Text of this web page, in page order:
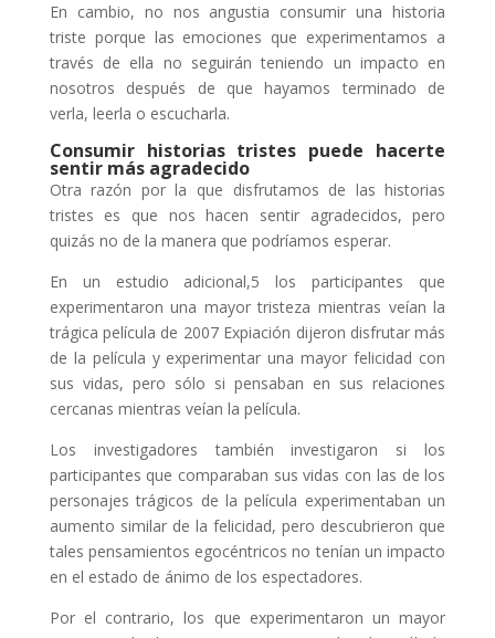
En cambio, no nos angustia consumir una historia
triste porque las emociones que experimentamos a
través de ella no seguirán teniendo un impacto en
nosotros después de que hayamos terminado de
verla, leerla o escucharla.
Consumir historias tristes puede hacerte
sentir más agradecido
Otra razón por la que disfrutamos de las historias
tristes es que nos hacen sentir agradecidos, pero
quizás no de la manera que podríamos esperar.
En un estudio adicional,5 los participantes que
experimentaron una mayor tristeza mientras veían la
trágica película de 2007 Expiación dijeron disfrutar más
de la película y experimentar una mayor felicidad con
sus vidas, pero sólo si pensaban en sus relaciones
cercanas mientras veían la película.
Los investigadores también investigaron si los
participantes que comparaban sus vidas con las de los
personajes trágicos de la película experimentaban un
aumento similar de la felicidad, pero descubrieron que
tales pensamientos egocéntricos no tenían un impacto
en el estado de ánimo de los espectadores.
Por el contrario, los que experimentaron un mayor